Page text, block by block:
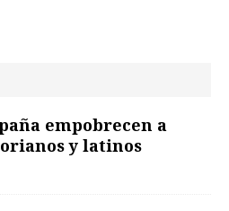
empobrecen a
y latinos